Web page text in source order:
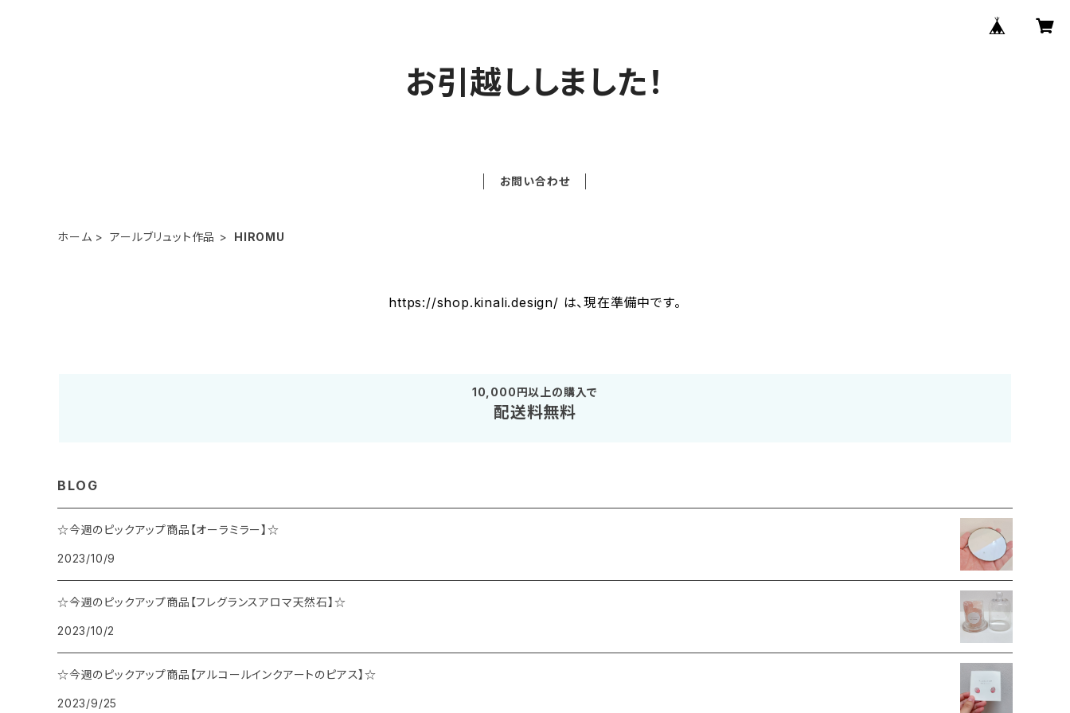
お引越ししました！
お問い合わせ
ホーム アールブリュット作品 HIROMU
https://shop.kinali.design/ は、現在準備中です。
10,000円以上の購入で
配送料無料
BLOG
☆今週のピックアップ商品【オーラミラー】☆
2023/10/9
☆今週のピックアップ商品【フレグランスアロマ天然石】☆
2023/10/2
☆今週のピックアップ商品【アルコールインクアートのピアス】☆
2023/9/25